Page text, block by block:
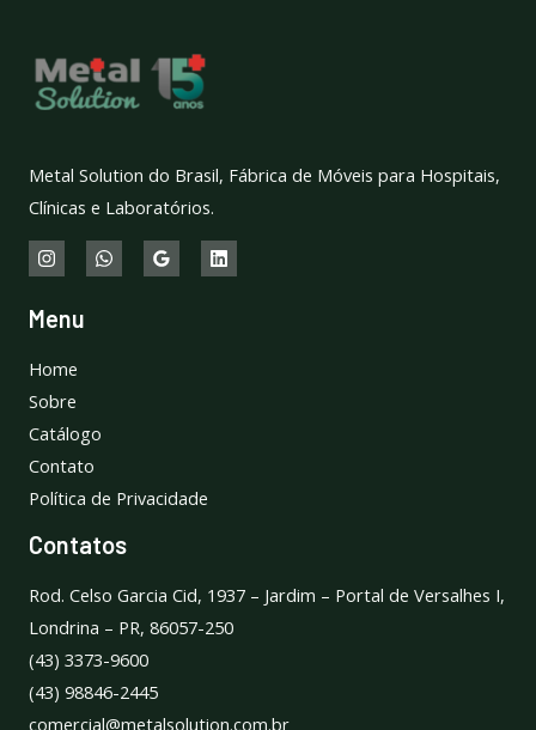
Metal Solution do Brasil, Fábrica de Móveis para Hospitais,
Clínicas e Laboratórios.
Menu
Home
Sobre
Catálogo
Contato
Política de Privacidade
Contatos
Rod. Celso Garcia Cid, 1937 – Jardim – Portal de Versalhes I,
Londrina – PR, 86057-250
(43) 3373-9600
(43) 98846-2445
comercial@metalsolution.com.br